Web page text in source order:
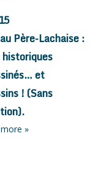
Père-Lachaise :
et
! (Sans
»